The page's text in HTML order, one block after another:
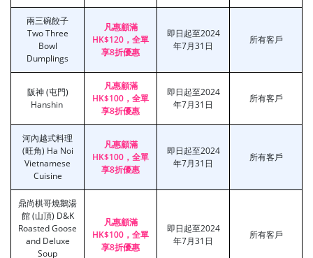
兩三碗餃子
Two Three
Bowl
Dumplings
凡惠顧滿
HK$120，全單
享8折優惠
即日起至2024
年7月31日
所有客戶
阪神 (屯門)
Hanshin
凡惠顧滿
HK$100，全單
享8折優惠
即日起至2024
年7月31日
所有客戶
河內越式料理
(旺角) Ha Noi
Vietnamese
Cuisine
凡惠顧滿
HK$100，全單
享8折優惠
即日起至2024
年7月31日
所有客戶
鼎尚棋哥燒鵝湯
館 (山頂) D&K
Roasted Goose
and Deluxe
Soup
凡惠顧滿
HK$100，全單
享8折優惠
即日起至2024
年7月31日
所有客戶